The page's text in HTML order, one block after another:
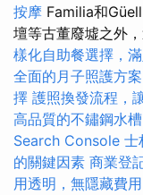
按摩 Familia和
壇等古董廢墟之外
樣化自助餐選擇，
全面的月子照護方案
擇 護照換發流程，
高品質的不鏽鋼水
Search Console 士
的關鍵因素 商業登
用透明，無隱藏費用